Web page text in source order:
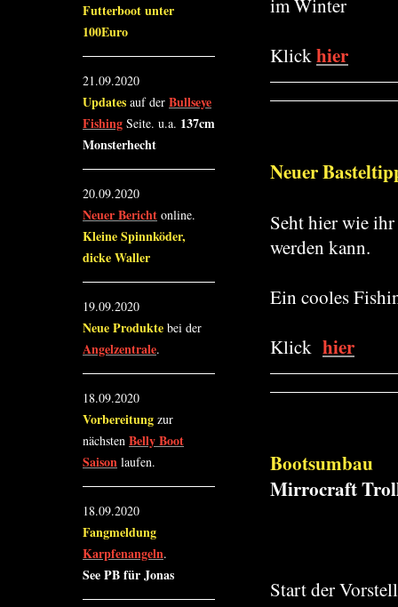
im Winter
Klickhier
Neuer
Seht hier wie
werden kann.
Ein cooles
Klick hier
Bootsumbau
Mirrocraft
Start der
Futterboot unter
100Euro
21.09.2020
Updates auf der Bullseye
Fishing Seite. u.a. 137cm
Monsterhecht
20.09.2020
Neuer Bericht online.
Kleine Spinnköder,
dicke Waller
19.09.2020
Neue Produkte bei der
Angelzentrale.
18.09.2020
Vorbereitung zur
nächsten Belly Boot
Saison laufen.
18.09.2020
Fangmeldung
Karpfenangeln.
See PB für Jonas